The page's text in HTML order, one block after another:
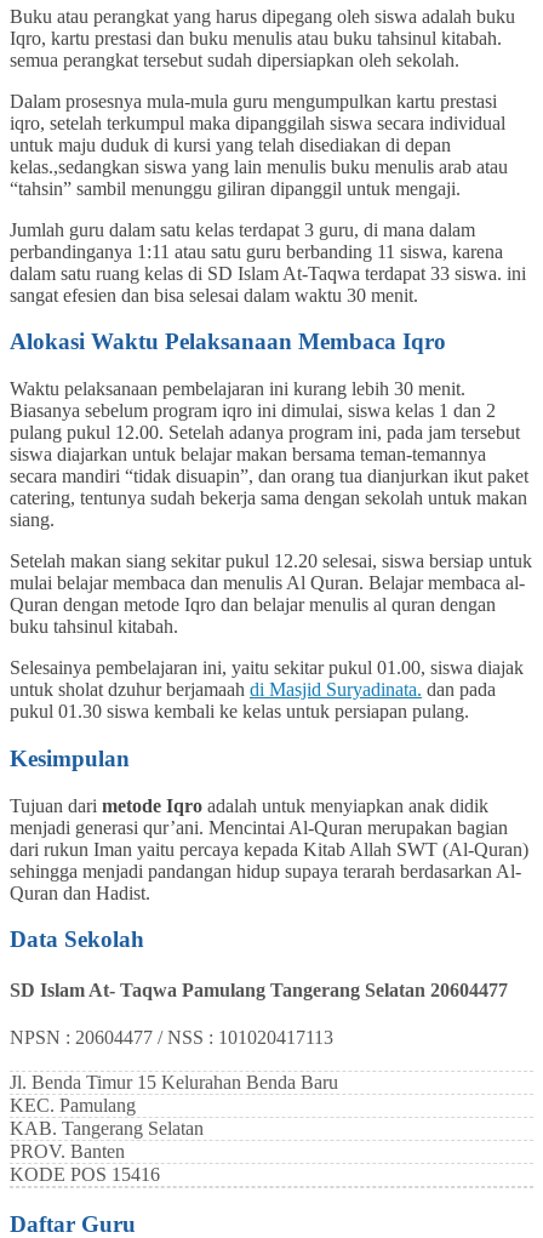
Buku atau perangkat yang harus dipegang oleh siswa adalah buku
Iqro, kartu prestasi dan buku menulis atau buku tahsinul kitabah.
semua perangkat tersebut sudah dipersiapkan oleh sekolah.
Dalam prosesnya mula-mula guru mengumpulkan kartu prestasi
iqro, setelah terkumpul maka dipanggilah siswa secara individual
untuk maju duduk di kursi yang telah disediakan di depan
kelas.,sedangkan siswa yang lain menulis buku menulis arab atau
“tahsin” sambil menunggu giliran dipanggil untuk mengaji.
Jumlah guru dalam satu kelas terdapat 3 guru, di mana dalam
perbandinganya 1:11 atau satu guru berbanding 11 siswa, karena
dalam satu ruang kelas di SD Islam At-Taqwa terdapat 33 siswa. ini
sangat efesien dan bisa selesai dalam waktu 30 menit.
Alokasi Waktu Pelaksanaan Membaca Iqro
Waktu pelaksanaan pembelajaran ini kurang lebih 30 menit.
Biasanya sebelum program iqro ini dimulai, siswa kelas 1 dan 2
pulang pukul 12.00. Setelah adanya program ini, pada jam tersebut
siswa diajarkan untuk belajar makan bersama teman-temannya
secara mandiri “tidak disuapin”, dan orang tua dianjurkan ikut paket
catering, tentunya sudah bekerja sama dengan sekolah untuk makan
siang.
Setelah makan siang sekitar pukul 12.20 selesai, siswa bersiap untuk
mulai belajar membaca dan menulis Al Quran. Belajar membaca al-
Quran dengan metode Iqro dan belajar menulis al quran dengan
buku tahsinul kitabah.
Selesainya pembelajaran ini, yaitu sekitar pukul 01.00, siswa diajak
untuk sholat dzuhur berjamaah di Masjid Suryadinata. dan pada
pukul 01.30 siswa kembali ke kelas untuk persiapan pulang.
Kesimpulan
Tujuan dari metode Iqro adalah untuk menyiapkan anak didik
menjadi generasi qur’ani. Mencintai Al-Quran merupakan bagian
dari rukun Iman yaitu percaya kepada Kitab Allah SWT (Al-Quran)
sehingga menjadi pandangan hidup supaya terarah berdasarkan Al-
Quran dan Hadist.
Data Sekolah
SD Islam At- Taqwa Pamulang Tangerang Selatan 20604477
NPSN : 20604477 / NSS : 101020417113
Jl. Benda Timur 15 Kelurahan Benda Baru
KEC. Pamulang
KAB. Tangerang Selatan
PROV. Banten
KODE POS 15416
Daftar Guru